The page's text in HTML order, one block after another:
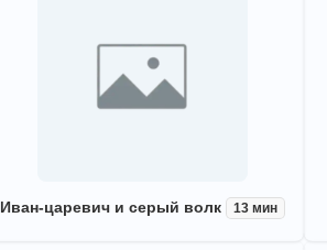
Иван-царевич и серый волк 13 мин